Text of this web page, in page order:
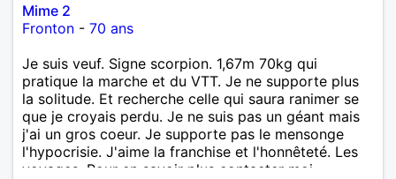
Mime 2
Fronton - 70 ans
Je suis veuf. Signe scorpion. 1,67m 70kg qui
pratique la marche et du VTT. Je ne supporte plus
la solitude. Et recherche celle qui saura ranimer se
que je croyais perdu. Je ne suis pas un géant mais
j'ai un gros coeur. Je supporte pas le mensonge
l'hypocrisie. J'aime la franchise et l'honnêteté. Les
voyages. Pour en savoir plus contacter moi.